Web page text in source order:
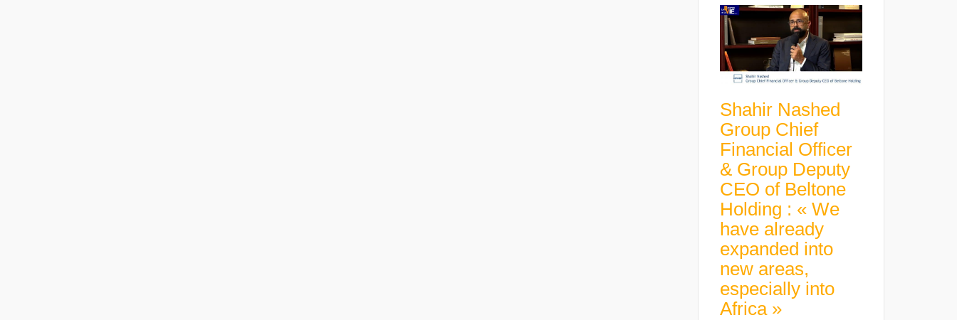
Shahir Nashed
Group Chief
Financial Officer
& Group Deputy
CEO of Beltone
Holding : « We
have already
expanded into
new areas,
especially into
Africa »